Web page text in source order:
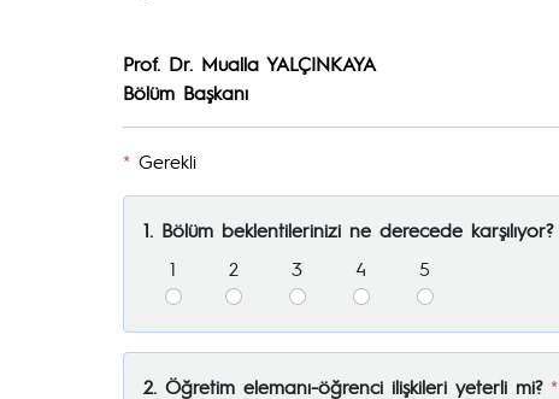
Prof. Dr. Mualla YALÇINKAYA
Bölüm Başkanı
* Gerekli
1. Bölüm beklentilerinizi ne derecede karşılıyor?
1
2 3 4 5
2. Öğretim elemanı-öğrenci ilişkileri yeterli mi? *